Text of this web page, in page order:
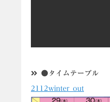
●タイムテーブル
2112winter_out